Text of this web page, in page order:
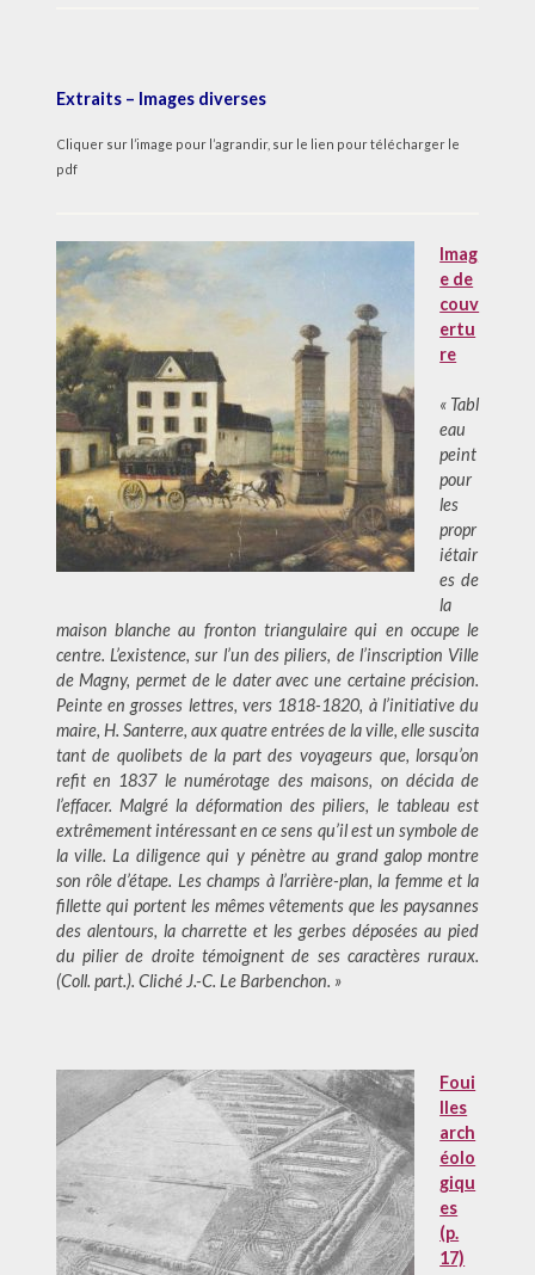
Extraits – Images diverses
Cliquer sur l’image pour l’agrandir, sur le lien pour télécharger le
pdf
Imag
e de
couv
ertu
re
« Tabl
eau
peint
pour
les
propr
iétair
es de
la
maison blanche au fronton triangulaire qui en occupe le
centre. L’existence, sur l’un des piliers, de l’inscription Ville
de Magny, permet de le dater avec une certaine précision.
Peinte en grosses lettres, vers 1818-1820, à l’initiative du
maire, H. Santerre, aux quatre entrées de la ville, elle suscita
tant de quolibets de la part des voyageurs que, lorsqu’on
refit en 1837 le numérotage des maisons, on décida de
l’effacer. Malgré la déformation des piliers, le tableau est
extrêmement intéressant en ce sens qu’il est un symbole de
la ville. La diligence qui y pénètre au grand galop montre
son rôle d’étape. Les champs à l’arrière-plan, la femme et la
fillette qui portent les mêmes vêtements que les paysannes
des alentours, la charrette et les gerbes déposées au pied
du pilier de droite témoignent de ses caractères ruraux.
(Coll. part.). Cliché J.-C. Le Barbenchon. »
Foui
lles
arch
éolo
giqu
es
(p.
17)